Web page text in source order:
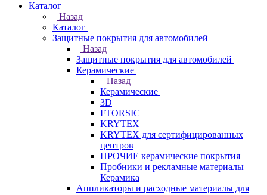
Каталог
Назад
Каталог
Защитные покрытия для автомобилей
Назад
Защитные покрытия для автомобилей
Керамические
Назад
Керамические
3D
FTORSIC
KRYTEX
KRYTEX для сертифицированных
центров
ПРОЧИЕ керамические покрытия
Пробники и рекламные материалы
Керамика
Аппликаторы и расходные материалы для